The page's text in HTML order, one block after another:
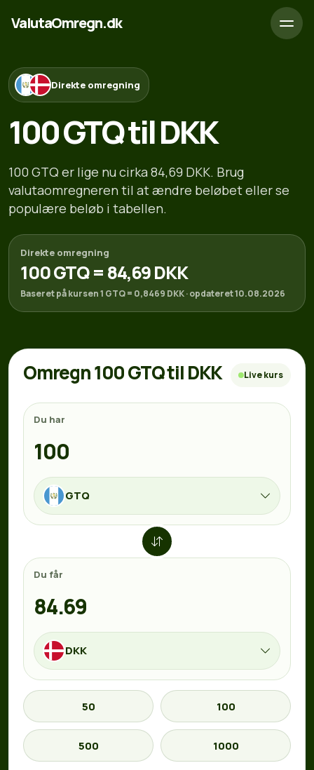
ValutaOmregn.dk
Direkte omregning
100 GTQ til DKK
100 GTQ er lige nu cirka 84,69 DKK. Brug
valutaomregneren til at ændre beløbet eller se
populære beløb i tabellen.
Direkte omregning
100 GTQ = 84,69 DKK
Baseret på kursen 1 GTQ = 0,8469 DKK · opdateret 10.08.2026
Omregn 100 GTQ til DKK Live kurs
Du har
GTQ
Du får
DKK
50 100
500 1000